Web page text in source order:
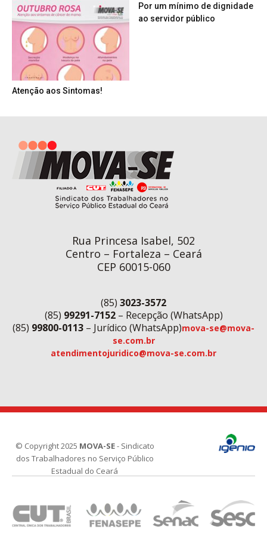
Atenção aos Sintomas!
Por um mínimo de dignidade
ao servidor público
Rua Princesa Isabel, 502
Centro – Fortaleza – Ceará
CEP 60015-060
(85) 3023-3572
(85) 99291-7152– Recepção (WhatsApp)
(85) 99800-0113 – Jurídico (WhatsApp)mova-se@mova-
se.com.br
atendimentojuridico@mova-se.com.br
© Copyright 2025 MOVA-SE- Sindicato
dos Trabalhadores no Serviço Público
Estadual do Ceará